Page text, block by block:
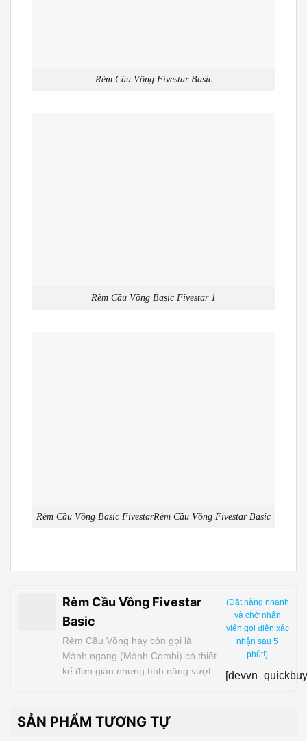
Rèm Cầu Vồng Fivestar Basic
Rèm Cầu Vồng Basic Fivestar 1
Rèm Cầu Vồng Basic FivestarRèm Cầu Vồng Fivestar Basic
Rèm Cầu Vồng Fivestar
Basic
Rèm Cầu Vồng hay còn gọi là
Mành ngang (Mành Combi) có thiết
kế đơn giản nhưng tính năng vượt
có. Sự đa dạng về màu sắc, chất
liệu vải đem lại cho khách hàng sự
(Đặt hàng nhanh
và chờ nhân
viên gọi điện xác
nhận sau 5
phút!)
SẢN PHẨM TƯƠNG TỰ